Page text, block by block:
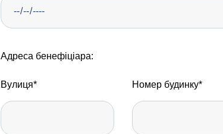
Адреса бенефіціара:
Вулиця* Номер будинку*